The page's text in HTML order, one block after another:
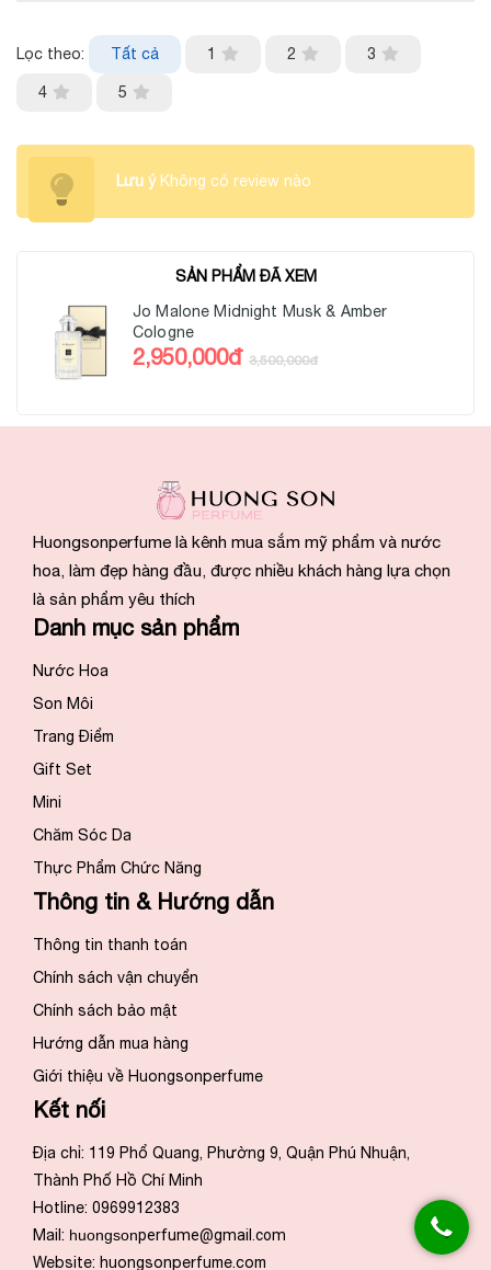
Lọc theo: Tất cả 1 2 3
4 5
Lưu ýKhông có review nào
SẢN PHẨM ĐÃ XEM
Jo Malone Midnight Musk & Amber
Cologne
2,950,000đ 3,500,000đ
Huongsonperfume là kênh mua sắm mỹ phẩm và nước
hoa, làm đẹp hàng đầu, được nhiều khách hàng lựa chọn
là sản phẩm yêu thích
Danh mục sản phẩm
Nước Hoa
Son Môi
Trang Điểm
Gift Set
Mini
Chăm Sóc Da
Thực Phẩm Chức Năng
Thông tin & Hướng dẫn
Thông tin thanh toán
Chính sách vận chuyển
Chính sách bảo mật
Hướng dẫn mua hàng
Giới thiệu về Huongsonperfume
Kết nối
Địa chỉ: 119 Phổ Quang, Phường 9, Quận Phú Nhuận,
Thành Phố Hồ Chí Minh
Hotline: 0969912383
Mail: huongsonperfume@gmail.com
Website: huongsonperfume.com